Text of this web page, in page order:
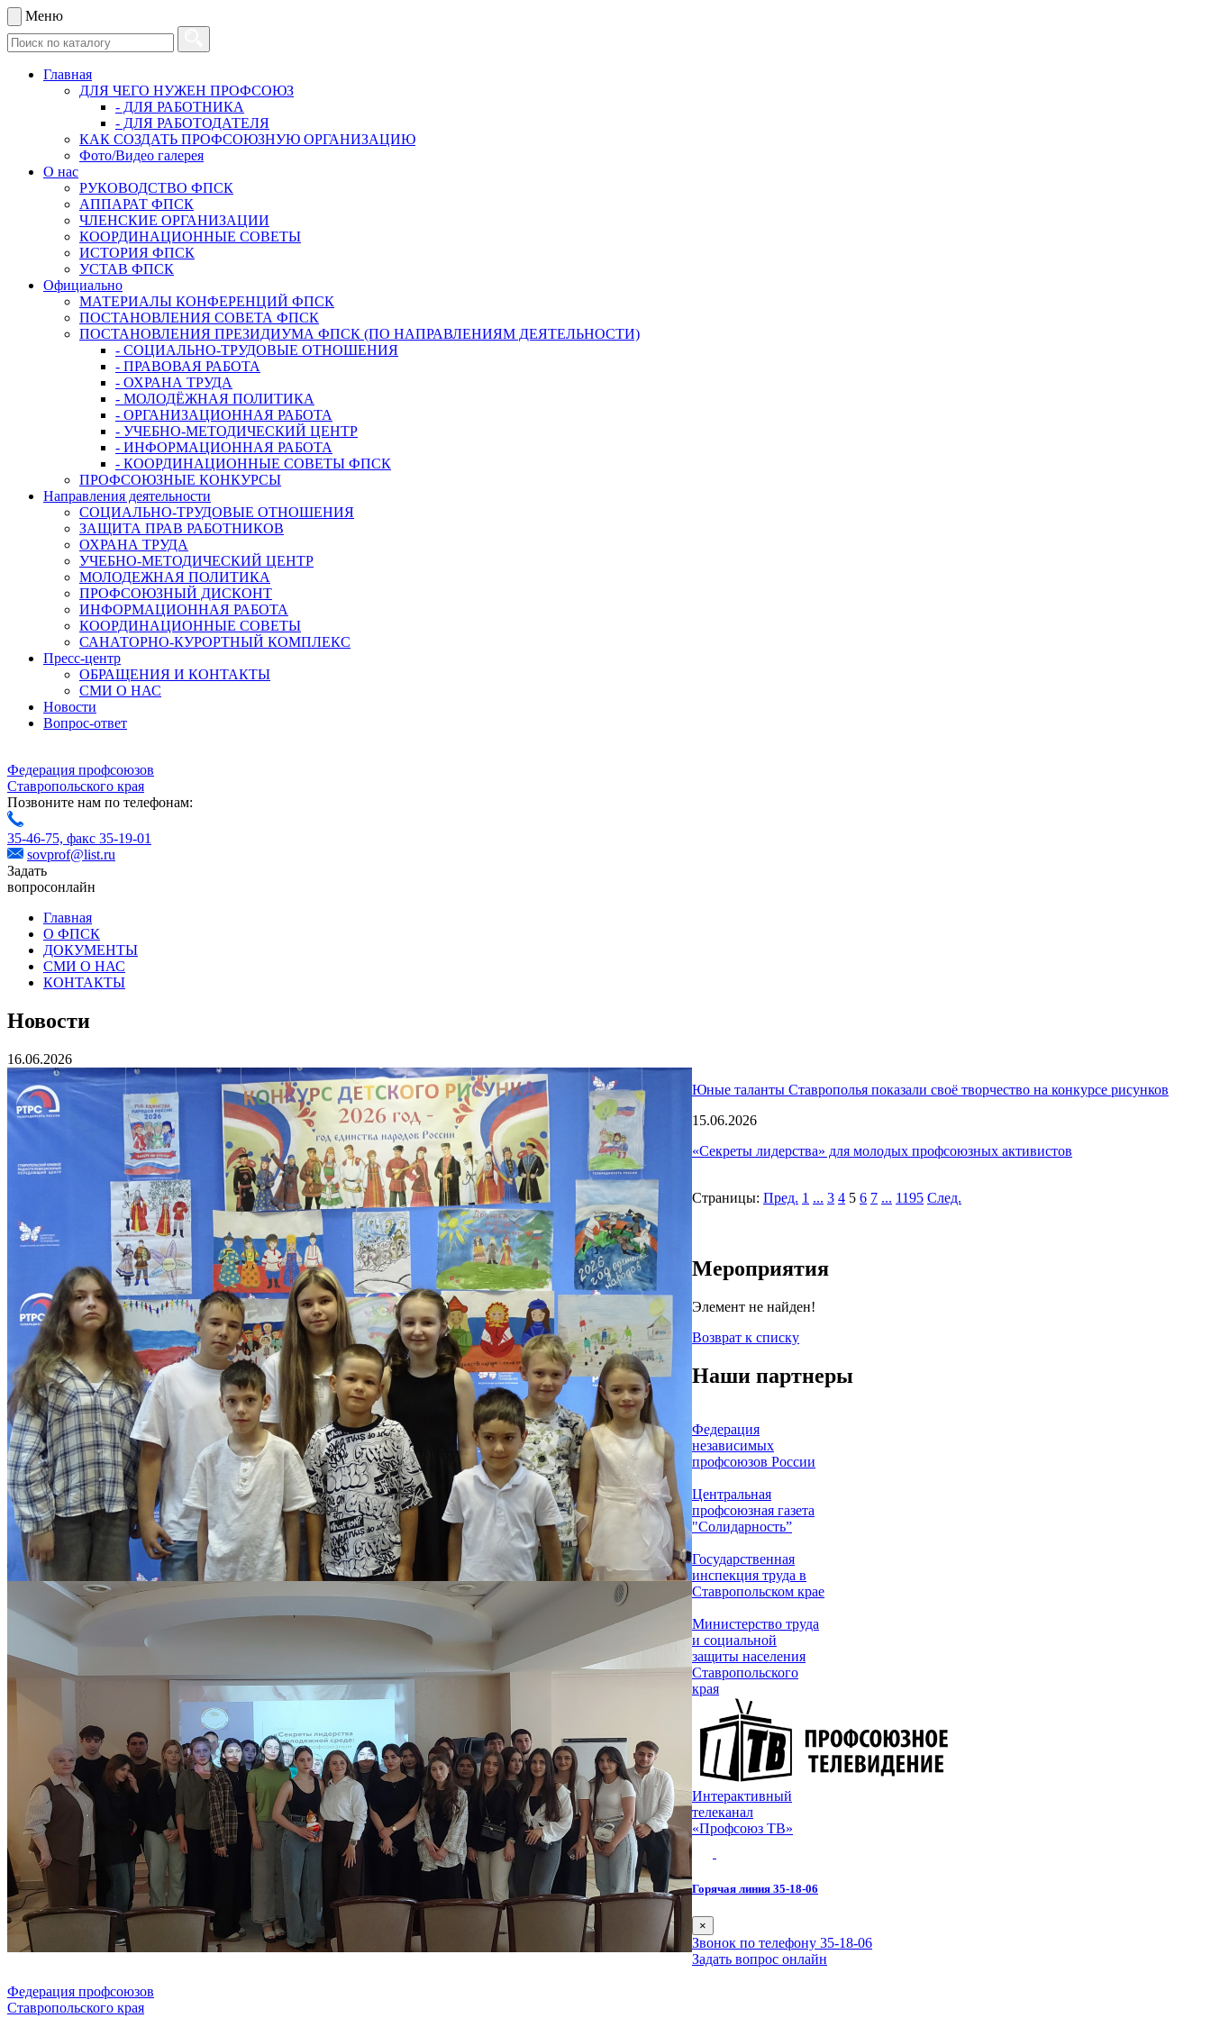
Меню
Главная
ДЛЯ ЧЕГО НУЖЕН ПРОФСОЮЗ
- ДЛЯ РАБОТНИКА
- ДЛЯ РАБОТОДАТЕЛЯ
КАК СОЗДАТЬ ПРОФСОЮЗНУЮ ОРГАНИЗАЦИЮ
Фото/Видео галерея
О нас
РУКОВОДСТВО ФПСК
АППАРАТ ФПСК
ЧЛЕНСКИЕ ОРГАНИЗАЦИИ
КООРДИНАЦИОННЫЕ СОВЕТЫ
ИСТОРИЯ ФПСК
УСТАВ ФПСК
Официально
МАТЕРИАЛЫ КОНФЕРЕНЦИЙ ФПСК
ПОСТАНОВЛЕНИЯ СОВЕТА ФПСК
ПОСТАНОВЛЕНИЯ ПРЕЗИДИУМА ФПСК (ПО НАПРАВЛЕНИЯМ ДЕЯТЕЛЬНОСТИ)
- СОЦИАЛЬНО-ТРУДОВЫЕ ОТНОШЕНИЯ
- ПРАВОВАЯ РАБОТА
- ОХРАНА ТРУДА
- МОЛОДЁЖНАЯ ПОЛИТИКА
- ОРГАНИЗАЦИОННАЯ РАБОТА
- УЧЕБНО-МЕТОДИЧЕСКИЙ ЦЕНТР
- ИНФОРМАЦИОННАЯ РАБОТА
- КООРДИНАЦИОННЫЕ СОВЕТЫ ФПСК
ПРОФСОЮЗНЫЕ КОНКУРСЫ
Направления деятельности
СОЦИАЛЬНО-ТРУДОВЫЕ ОТНОШЕНИЯ
ЗАЩИТА ПРАВ РАБОТНИКОВ
ОХРАНА ТРУДА
УЧЕБНО-МЕТОДИЧЕСКИЙ ЦЕНТР
МОЛОДЕЖНАЯ ПОЛИТИКА
ПРОФСОЮЗНЫЙ ДИСКОНТ
ИНФОРМАЦИОННАЯ РАБОТА
КООРДИНАЦИОННЫЕ СОВЕТЫ
САНАТОРНО-КУРОРТНЫЙ КОМПЛЕКС
Пресс-центр
ОБРАЩЕНИЯ И КОНТАКТЫ
СМИ О НАС
Новости
Вопрос-ответ
Федерация профсоюзов
Ставропольского края
Позвоните нам по телефонам:
35-46-75, факс 35-19-01
sovprof@list.ru
Задать
вопросонлайн
Главная
О ФПСК
ДОКУМЕНТЫ
СМИ О НАС
КОНТАКТЫ
Новости
16.06.2026
Юные таланты Ставрополья показали своё творчество на конкурсе рисунков
15.06.2026
«Секреты лидерства» для молодых профсоюзных активистов
Страницы: Пред. 1 ... 3 4 5 6 7 ... 1195 След.
Мероприятия
Элемент не найден!
Возврат к списку
Наши партнеры
Федерация
независимых
профсоюзов России
Центральная
профсоюзная газета
"Солидарность”
Государственная
инспекция труда в
Ставропольском крае
Министерство труда
и социальной
защиты населения
Ставропольского
края
Интерактивный
телеканал
«Профсоюз ТВ»
Горячая линия 35-18-06
×
Звонок по телефону 35-18-06
Задать вопрос онлайн
Федерация профсоюзов
Ставропольского края